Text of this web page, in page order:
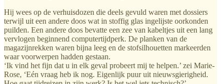
Hij wees op de verhuisdozen die deels gevuld waren met dossiers
terwijl uit een andere doos wat in stoffig glas ingelijste oorkonden
puilden. Een andere doos bevatte een zee van kabeltjes uit een lang
vervlogen beginnend computertijdperk. De planken van de
magazijnrekken waren bijna leeg en de stofsilhouetten markeerden
waar voorwerpen hadden gestaan.
‘Ik vind het fijn dat u in elk geval probeert mij te helpen.’ zei Marie-
Rose, ‘Eén vraag heb ik nog. Eigenlijk puur uit nieuwsgierigheid.